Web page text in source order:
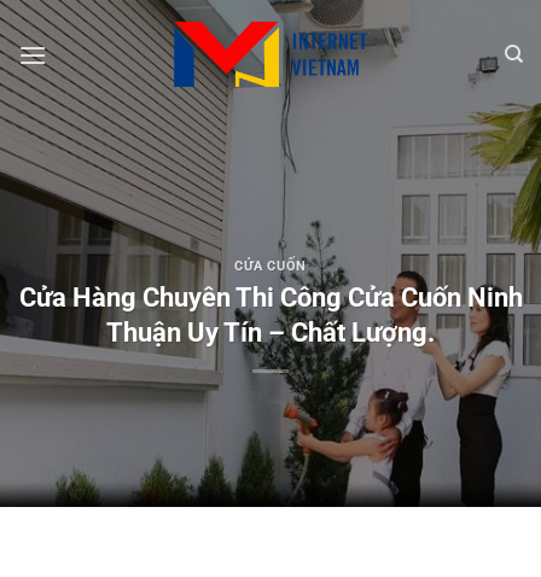
Chuyển
đến
nội
dung
CỬA CUỐN
Cửa Hàng Chuyên Thi Công Cửa Cuốn Ninh
Thuận Uy Tín – Chất Lượng.